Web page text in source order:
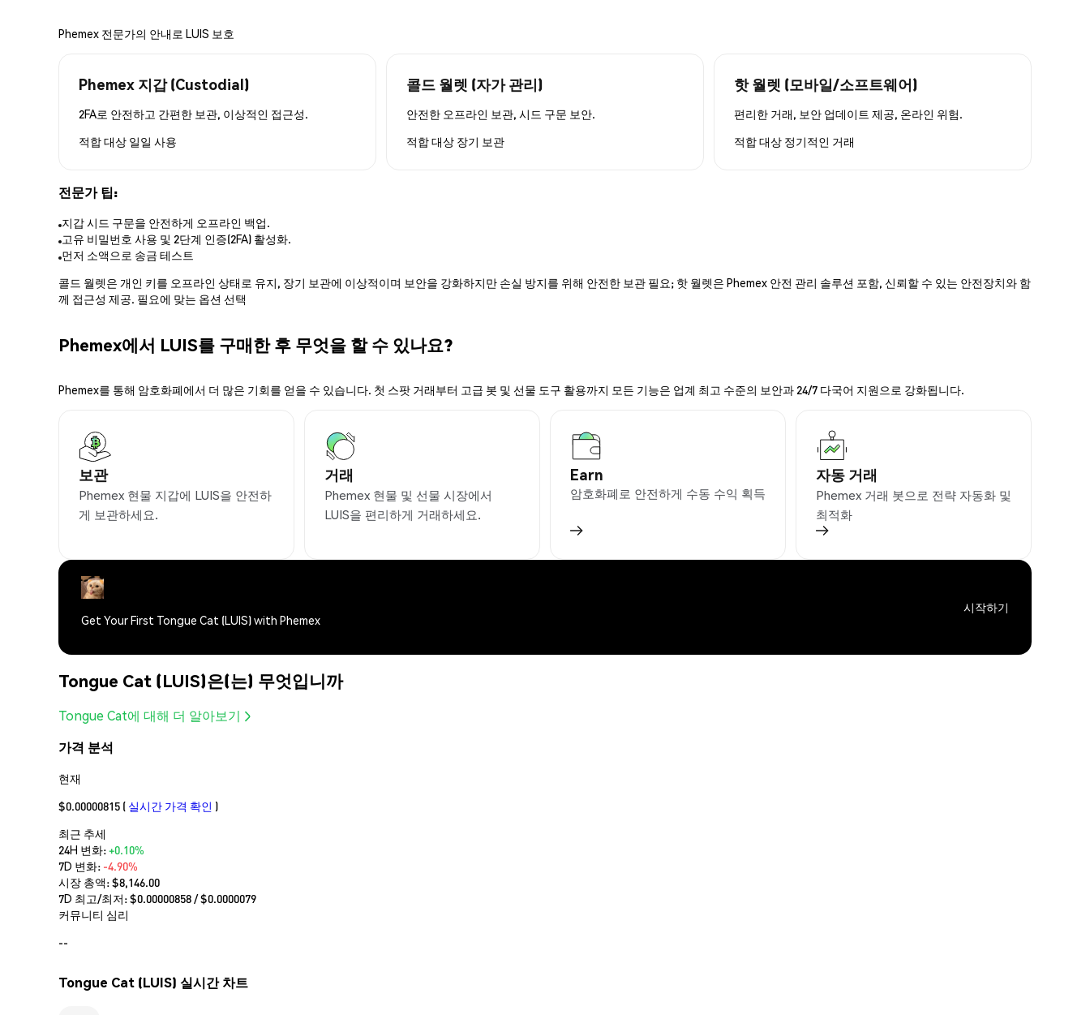
Phemex 전문가의 안내로 LUIS 보호
Phemex 지갑 (Custodial)
2FA로 안전하고 간편한 보관, 이상적인 접근성.
적합 대상 일일 사용
콜드 월렛 (자가 관리)
안전한 오프라인 보관, 시드 구문 보안.
적합 대상 장기 보관
핫 월렛 (모바일/소프트웨어)
편리한 거래, 보안 업데이트 제공, 온라인 위험.
적합 대상 정기적인 거래
전문가 팁:
지갑 시드 구문을 안전하게 오프라인 백업.
고유 비밀번호 사용 및 2단계 인증(2FA) 활성화.
먼저 소액으로 송금 테스트
콜드 월렛은 개인 키를 오프라인 상태로 유지, 장기 보관에 이상적이며 보안을 강화하지만 손실 방지를 위해 안전한 보관 필요; 핫 월렛은 Phemex 안전 관리 솔루션 포함, 신뢰할 수 있는 안전장치와 함
께 접근성 제공. 필요에 맞는 옵션 선택
Phemex에서 LUIS를 구매한 후 무엇을 할 수 있나요?
Phemex를 통해 암호화폐에서 더 많은 기회를 얻을 수 있습니다. 첫 스팟 거래부터 고급 봇 및 선물 도구 활용까지 모든 기능은 업계 최고 수준의 보안과 24/7 다국어 지원으로 강화됩니다.
보관
Phemex 현물 지갑에 LUIS을 안전하
게 보관하세요.
거래
Phemex 현물 및 선물 시장에서
LUIS을 편리하게 거래하세요.
Earn
암호화폐로 안전하게 수동 수익 획득
자동 거래
Phemex 거래 봇으로 전략 자동화 및
최적화
Get Your First Tongue Cat (LUIS) with Phemex
시작하기
Tongue Cat (LUIS)은(는) 무엇입니까
Tongue Cat에 대해 더 알아보기
가격 분석
현재
$0.00000815 ( 실시간 가격 확인 )
최근 추세
24H 변화:+0.10%
7D 변화: -4.90%
시장 총액:$8,146.00
7D 최고/최저: $0.00000858/ $0.0000079
커뮤니티 심리
--
Tongue Cat (LUIS) 실시간 차트